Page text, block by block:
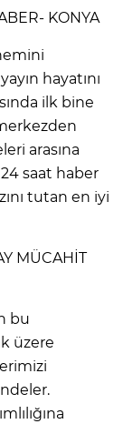
KONYA
hayatını
ilk bine
arasına
saat haber
tutan en iyi
MÜCAHİT
bu
üzere